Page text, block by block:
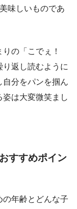
味しいものであ
の「こでぇ！
り返し読むように
自分をパンを掴ん
は大変微笑まし
すすめポイン
年齢とどんな子